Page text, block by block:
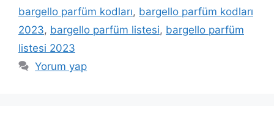
bargello parfüm kodları, bargello parfüm kodları
2023, bargello parfüm listesi, bargello parfüm
listesi 2023
Yorum yap